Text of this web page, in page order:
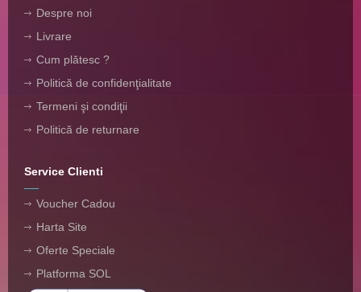
Despre noi
Livrare
Cum plătesc ?
Politică de confidenţialitate
Termeni şi condiţii
Politică de returnare
Service Clienti
Voucher Cadou
Harta Site
Oferte Speciale
Platforma SOL